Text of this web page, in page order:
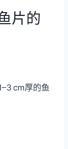
片的
cm厚的鱼